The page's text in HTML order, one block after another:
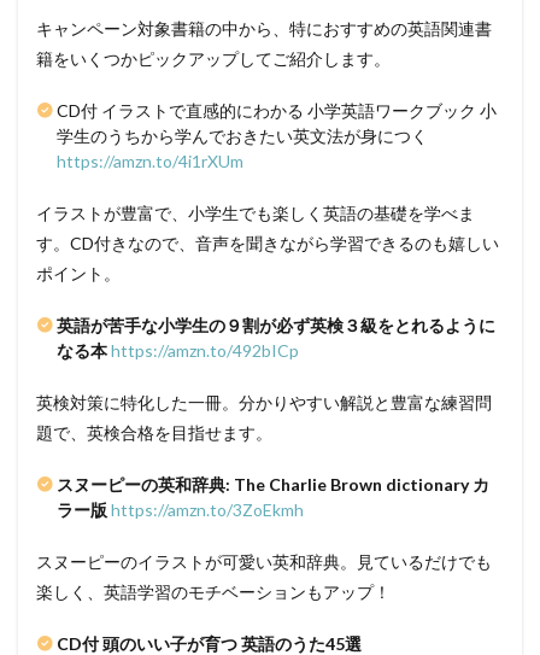
キャンペーン対象書籍の中から、特におすすめの英語関連書
籍をいくつかピックアップしてご紹介します。
CD付 イラストで直感的にわかる 小学英語ワークブック 小
学生のうちから学んでおきたい英文法が身につく
https://amzn.to/4i1rXUm
イラストが豊富で、小学生でも楽しく英語の基礎を学べま
す。CD付きなので、音声を聞きながら学習できるのも嬉しい
ポイント。
英語が苦手な小学生の９割が必ず英検３級をとれるように
なる本https://amzn.to/492bICp
英検対策に特化した一冊。分かりやすい解説と豊富な練習問
題で、英検合格を目指せます。
スヌーピーの英和辞典: The Charlie Brown dictionary カ
ラー版 https://amzn.to/3ZoEkmh
スヌーピーのイラストが可愛い英和辞典。見ているだけでも
楽しく、英語学習のモチベーションもアップ！
CD付 頭のいい子が育つ 英語のうた45選